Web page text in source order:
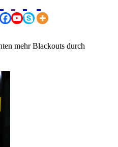
mehr Blackouts durch